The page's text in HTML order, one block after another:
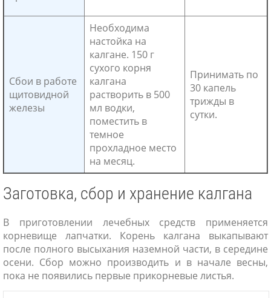
Сбои в работе
щитовидной
железы
Необходима
настойка на
калгане. 150 г
сухого корня
калгана
растворить в 500
мл водки,
поместить в
темное
прохладное место
на месяц.
Принимать по
30 капель
трижды в
сутки.
Заготовка, сбор и хранение калгана
В приготовлении лечебных средств применяется
корневище лапчатки. Корень калгана выкапывают
после полного высыхания наземной части, в середине
осени. Сбор можно производить и в начале весны,
пока не появились первые прикорневые листья.